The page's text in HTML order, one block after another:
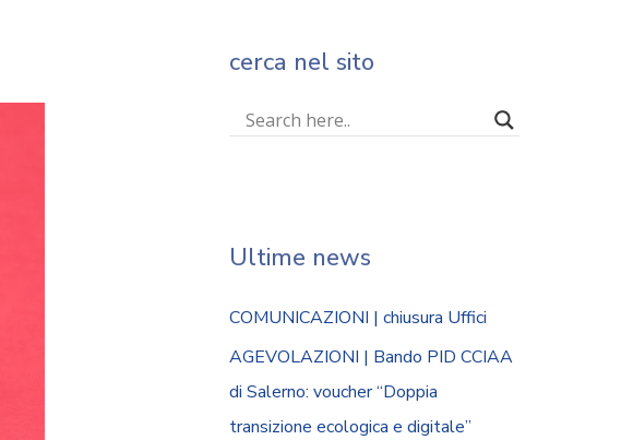
cerca nel sito
Ultime news
COMUNICAZIONI | chiusura Uffici
AGEVOLAZIONI | Bando PID CCIAA
di Salerno: voucher “Doppia
transizione ecologica e digitale”